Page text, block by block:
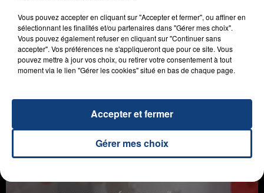
D'AUTRES RECETTES
Vous pouvez accepter en cliquant sur "Accepter et fermer", ou affiner en
sélectionnant les finalités et/ou partenaires dans "Gérer mes choix".
Vous pouvez également refuser en cliquant sur "Continuer sans
accepter". Vos préférences ne s'appliqueront que pour ce site. Vous
pouvez mettre à jour vos choix, ou retirer votre consentement à tout
moment via le lien "Gérer les cookies" situé en bas de chaque page.
Gérer mes choix
Accepter et fermer